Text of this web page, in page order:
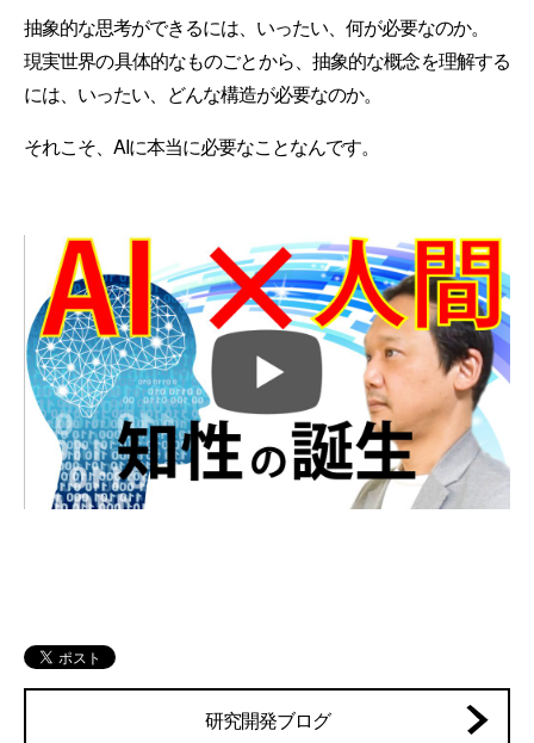
抽象的な思考ができるには、いったい、何が必要なのか。
現実世界の具体的なものごとから、抽象的な概念を理解する
には、いったい、どんな構造が必要なのか。
それこそ、AIに本当に必要なことなんです。
研究開発ブログ